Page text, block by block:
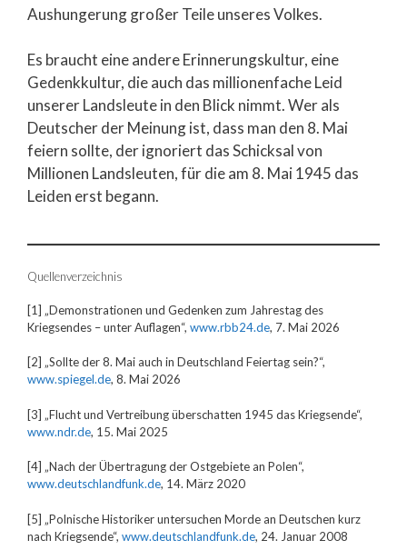
Aushungerung großer Teile unseres Volkes.
Es braucht eine andere Erinnerungskultur, eine
Gedenkkultur, die auch das millionenfache Leid
unserer Landsleute in den Blick nimmt. Wer als
Deutscher der Meinung ist, dass man den 8. Mai
feiern sollte, der ignoriert das Schicksal von
Millionen Landsleuten, für die am 8. Mai 1945 das
Leiden erst begann.
Quellenverzeichnis
[1] „Demonstrationen und Gedenken zum Jahrestag des
Kriegsendes – unter Auflagen“, www.rbb24.de, 7. Mai 2026
[2] „Sollte der 8. Mai auch in Deutschland Feiertag sein?“,
www.spiegel.de, 8. Mai 2026
[3] „Flucht und Vertreibung überschatten 1945 das Kriegsende“,
www.ndr.de, 15. Mai 2025
[4] „Nach der Übertragung der Ostgebiete an Polen“,
www.deutschlandfunk.de, 14. März 2020
[5] „Polnische Historiker untersuchen Morde an Deutschen kurz
nach Kriegsende“, www.deutschlandfunk.de, 24. Januar 2008